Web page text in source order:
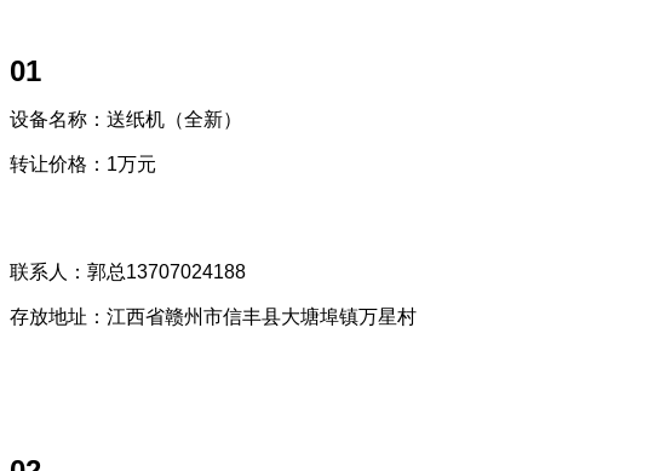
01
设备名称：送纸机（全新）
转让价格：1万元
联系人：郭总13707024188
存放地址：江西省赣州市信丰县大塘埠镇万星村